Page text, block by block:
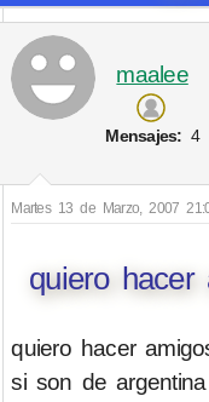
maalee
Mensajes: 4
Martes 13 de Marzo, 2007
quiero
quiero hacer
si son de